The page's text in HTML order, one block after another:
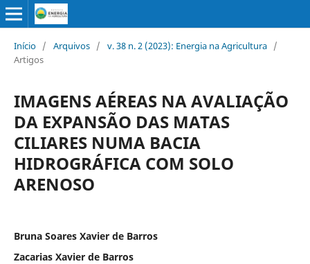
Início / Arquivos / v. 38 n. 2 (2023): Energia na Agricultura /
Artigos
IMAGENS AÉREAS NA AVALIAÇÃO
DA EXPANSÃO DAS MATAS
CILIARES NUMA BACIA
HIDROGRÁFICA COM SOLO
ARENOSO
Bruna Soares Xavier de Barros
Zacarias Xavier de Barros